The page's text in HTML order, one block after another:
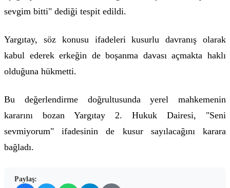
sevgim bitti" dediği tespit edildi.
Yargıtay, söz konusu ifadeleri kusurlu davranış olarak
kabul ederek erkeğin de boşanma davası açmakta haklı
olduğuna hükmetti.
Bu değerlendirme doğrultusunda yerel mahkemenin
kararını bozan Yargıtay 2. Hukuk Dairesi, "Seni
sevmiyorum" ifadesinin de kusur sayılacağını karara
bağladı.
Paylaş: